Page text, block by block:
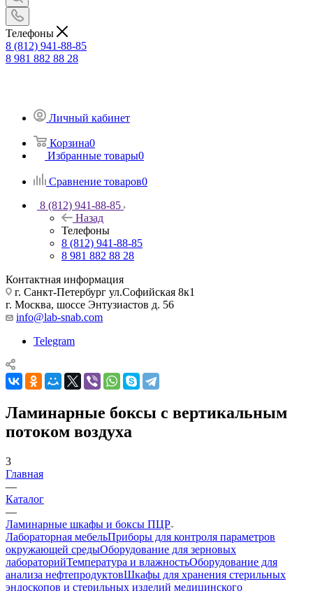
Телефоны
8 (812) 941-88-85
8 981 882 88 28
Личный кабинет
Корзина0
Избранные товары0
Сравнение товаров0
8 (812) 941-88-85
Назад
Телефоны
8 (812) 941-88-85
8 981 882 88 28
Контактная информация
г. Санкт-Петербург ул.Софийская 8к1
г. Москва, шоссе Энтузиастов д. 56
info@lab-snab.com
Telegram
Ламинарные боксы с вертикальным
потоком воздуха
3
Главная
—
Каталог
—
Ламинарные шкафы и боксы ПЦР
Лабораторная мебельПриборы для контроля параметров
окружающей средыОборудование для зерновых
лабораторийТемпература и влажностьОборудование для
анализа нефтепродуктовШкафы для хранения стерильных
эндоскопов и стерильных изделий медицинского